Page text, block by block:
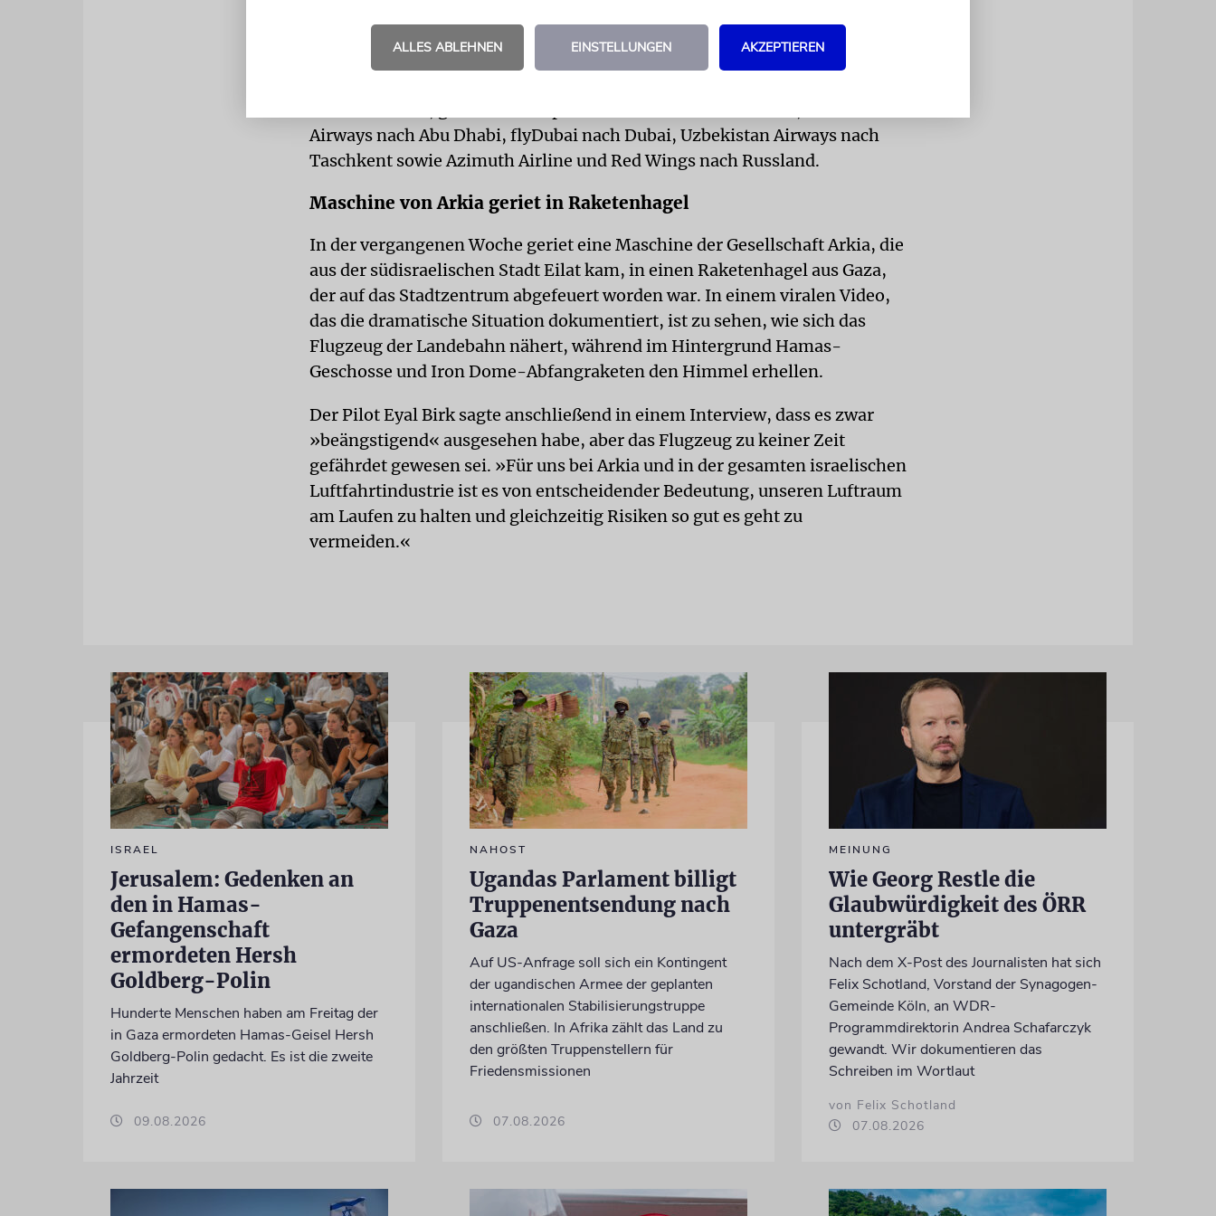
Airways nach Abu Dhabi, flyDubai nach Dubai, Uzbekistan Airways nach
Taschkent sowie Azimuth Airline und Red Wings nach Russland.
Maschine von Arkia geriet in Raketenhagel
In der vergangenen Woche geriet eine Maschine der Gesellschaft Arkia, die
aus der südisraelischen Stadt Eilat kam, in einen Raketenhagel aus Gaza,
der auf das Stadtzentrum abgefeuert worden war. In einem viralen Video,
das die dramatische Situation dokumentiert, ist zu sehen, wie sich das
Flugzeug der Landebahn nähert, während im Hintergrund Hamas-
Geschosse und Iron Dome-Abfangraketen den Himmel erhellen.
Der Pilot Eyal Birk sagte anschließend in einem Interview, dass es zwar
»beängstigend« ausgesehen habe, aber das Flugzeug zu keiner Zeit
gefährdet gewesen sei. »Für uns bei Arkia und in der gesamten israelischen
Luftfahrtindustrie ist es von entscheidender Bedeutung, unseren Luftraum
am Laufen zu halten und gleichzeitig Risiken so gut es geht zu
vermeiden.«
ISRAEL
Jerusalem: Gedenken an
den in Hamas-
Gefangenschaft
ermordeten Hersh
Goldberg-Polin
Hunderte Menschen haben am Freitag der
in Gaza ermordeten Hamas-Geisel Hersh
Goldberg-Polin gedacht. Es ist die zweite
Jahrzeit
09.08.2026
NAHOST
Ugandas Parlament billigt
Truppenentsendung nach
Gaza
Auf US-Anfrage soll sich ein Kontingent
der ugandischen Armee der geplanten
internationalen Stabilisierungstruppe
anschließen. In Afrika zählt das Land zu
den größten Truppenstellern für
Friedensmissionen
07.08.2026
MEINUNG
Wie Georg Restle die
Glaubwürdigkeit des ÖRR
untergräbt
Nach dem X-Post des Journalisten hat sich
Felix Schotland, Vorstand der Synagogen-
Gemeinde Köln, an WDR-
Programmdirektorin Andrea Schafarczyk
gewandt. Wir dokumentieren das
Schreiben im Wortlaut
von Felix Schotland
07.08.2026
ALLES ABLEHNEN EINSTELLUNGEN AKZEPTIEREN